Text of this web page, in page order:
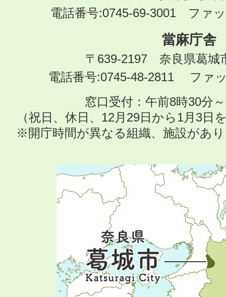
電話番号:0745-69-3001 ファ
當麻庁舎
〒639-2197 奈良県葛城
電話番号:0745-48-2811 ファ
窓口受付：午前8時30分
（祝日、休日、12月29日から1月3日
※開庁時間が異なる組織、施設があ